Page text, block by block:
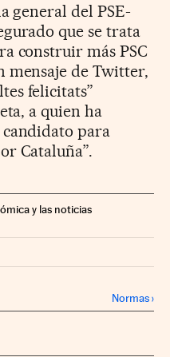
general del PSE-
que se trata
construir más PSC
mensaje de Twitter,
felicitats”
a quien ha
para
Cataluña”.
y las noticias
Normas›